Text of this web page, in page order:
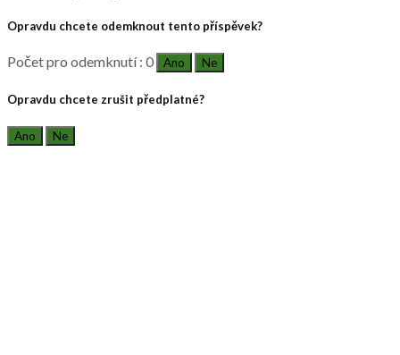
Opravdu chcete odemknout tento příspěvek?
Počet pro odemknutí : 0 Ano Ne
Opravdu chcete zrušit předplatné?
Ano Ne